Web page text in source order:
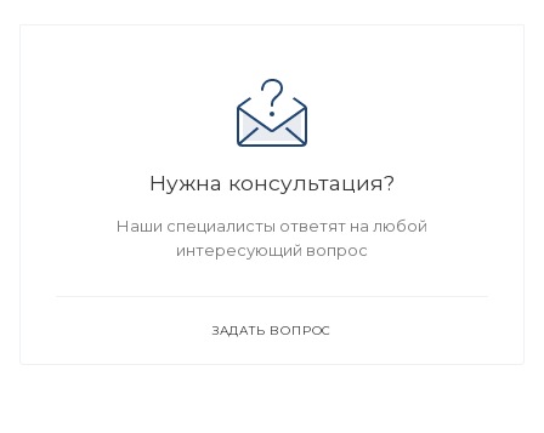
Нужна консультация?
Наши специалисты ответят на любой
интересующий вопрос
ЗАДАТЬ ВОПРОС